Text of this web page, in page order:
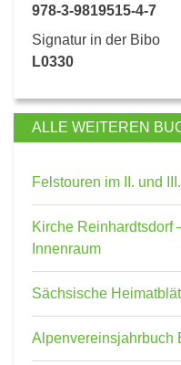
978-3-9819515-4-7
Signatur in der Bibo
L0330
ALLE WEITEREN
Felstouren im II. und
Kirche Reinhardtsdorf
Innenraum
Sächsische
Alpenvereinsjahrbuch